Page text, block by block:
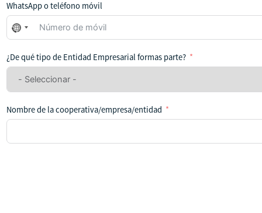
WhatsApp o teléfono móvil
No
se
seleccionado
ningún
¿De qué tipo de Entidad Empresarial formas parte?
Nombre de la cooperativa/empresa/entidad